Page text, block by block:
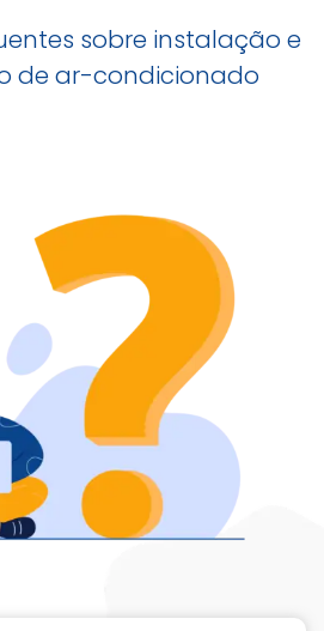
sobre instalação e
de ar-condicionado